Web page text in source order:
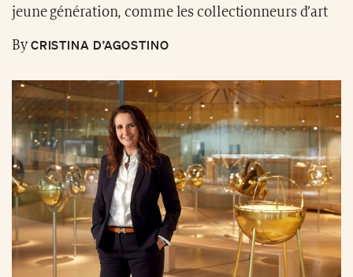
jeune génération, comme les collectionneurs d’art
ByCRISTINA D’AGOSTINO